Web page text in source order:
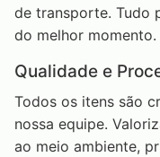
de transporte. Tudo
do melhor momento.
Qualidade e
Todos os itens são
nossa equipe.
ao meio ambiente,